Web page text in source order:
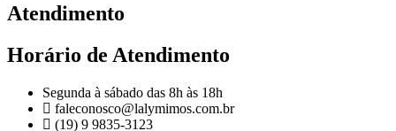
Atendimento
Horário de Atendimento
Segunda à sábado das 8h às 18h
faleconosco@lalymimos.com.br
(19) 9 9835-3123